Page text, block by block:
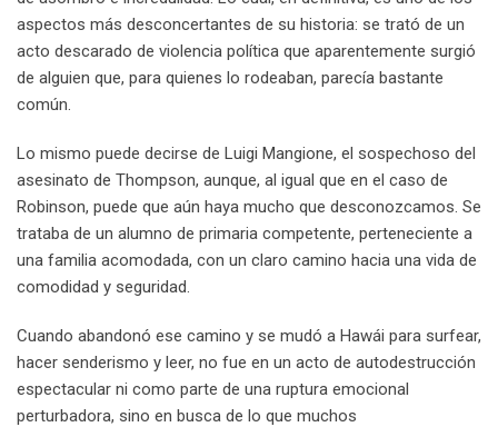
aspectos más desconcertantes de su historia: se trató de un
acto descarado de violencia política que aparentemente surgió
de alguien que, para quienes lo rodeaban, parecía bastante
común.
Lo mismo puede decirse de Luigi Mangione, el sospechoso del
asesinato de Thompson, aunque, al igual que en el caso de
Robinson, puede que aún haya mucho que desconozcamos. Se
trataba de un alumno de primaria competente, perteneciente a
una familia acomodada, con un claro camino hacia una vida de
comodidad y seguridad.
Cuando abandonó ese camino y se mudó a Hawái para surfear,
hacer senderismo y leer, no fue en un acto de autodestrucción
espectacular ni como parte de una ruptura emocional
perturbadora, sino en busca de lo que muchos